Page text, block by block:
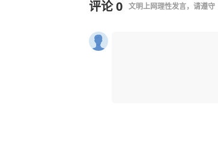
评论0 文明上网理性发言，请遵守